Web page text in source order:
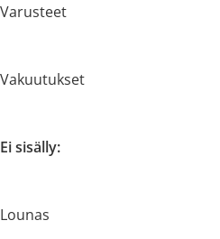
Varusteet
Vakuutukset
Ei sisälly:
Lounas